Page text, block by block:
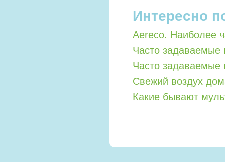
Интересно
Aereco. Наиболее
Часто задаваемые
Часто задаваемые
Свежий воздух
Какие бывают